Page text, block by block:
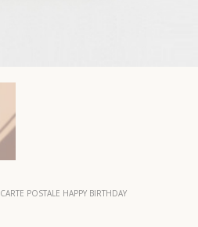
CARTE POSTALE HAPPY BIRTHDAY